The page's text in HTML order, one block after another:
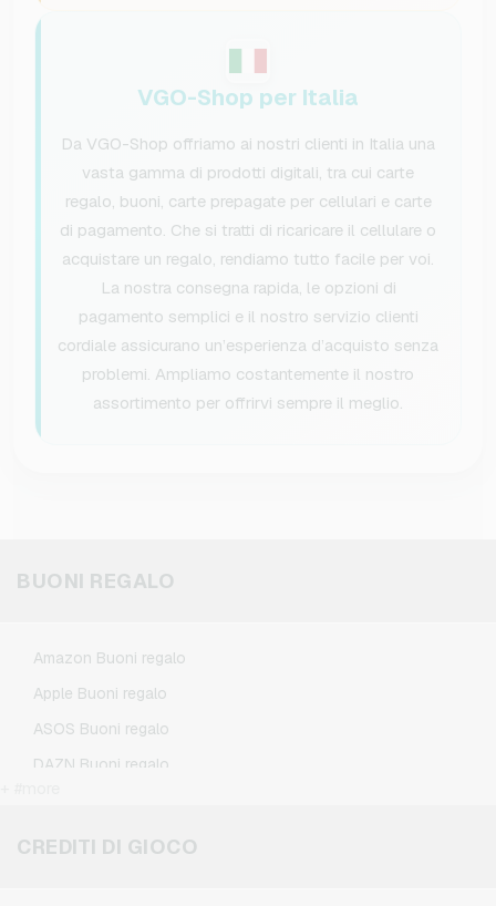
VGO-Shop per Italia
Da VGO-Shop offriamo ai nostri clienti in Italia una
vasta gamma di prodotti digitali, tra cui carte
regalo, buoni, carte prepagate per cellulari e carte
di pagamento. Che si tratti di ricaricare il cellulare o
acquistare un regalo, rendiamo tutto facile per voi.
La nostra consegna rapida, le opzioni di
pagamento semplici e il nostro servizio clienti
cordiale assicurano un’esperienza d’acquisto senza
problemi. Ampliamo costantemente il nostro
assortimento per offrirvi sempre il meglio.
BUONI REGALO
Amazon Buoni regalo
Apple Buoni regalo
ASOS Buoni regalo
DAZN Buoni regalo
Flixbus Buoni regalo
CREDITI DI GIOCO